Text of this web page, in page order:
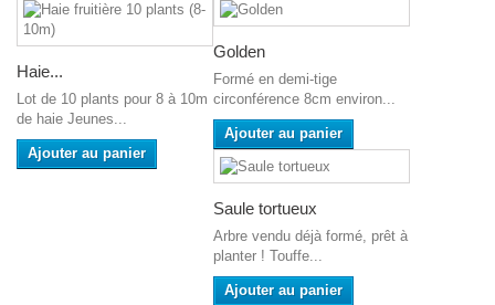
Haie...
Lot de 10 plants pour 8 à 10m
de haie Jeunes...
Ajouter au panier
Golden
Formé en demi-tige
circonférence 8cm environ...
Ajouter au panier
Saule tortueux
Arbre vendu déjà formé, prêt à
planter ! Touffe...
Ajouter au panier